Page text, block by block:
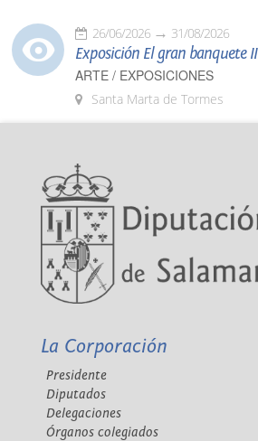
26/06/2026 31/08/2026
Exposición El gran banquete II
ARTE / EXPOSICIONES
Santa Marta de Tormes
La Corporación
Presidente
Diputados
Delegaciones
Órganos colegiados